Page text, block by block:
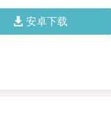
安卓下载